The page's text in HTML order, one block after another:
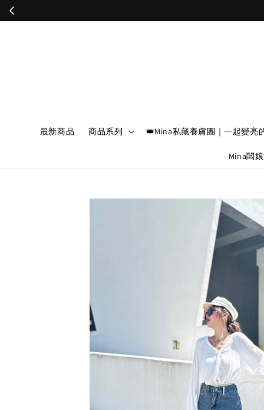
最新商品 商品系列 👑Mina私藏養膚團｜一起變亮
Mina闆